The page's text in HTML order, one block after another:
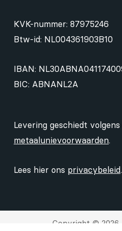
KVK-nummer: 87975246
Btw-id: NL004361903B10
IBAN:
BIC: ABNANL2A
Levering geschiedt volgens
metaalunievoorwaarden.
Lees hier ons privacybeleid.
Copyright © 2026